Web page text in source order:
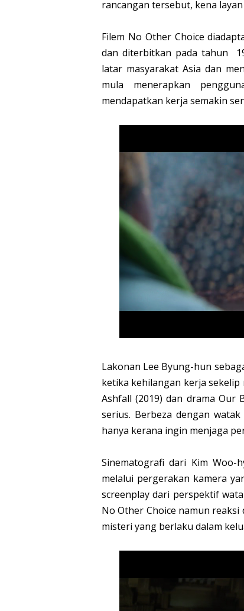
rancangan tersebut, kena
Filem No Other Choice
dan diterbitkan pada tahun
latar masyarakat Asia dan
mula menerapkan
mendapatkan kerja semakin
Lakonan Lee Byung-hun
ketika kehilangan kerja sekelip
Ashfall (2019) dan drama Our
serius. Berbeza dengan
hanya kerana ingin menjaga
Sinematografi dari Kim Woo-
melalui pergerakan kamera
screenplay dari perspektif
No Other Choice namun reaksi
misteri yang berlaku dalam